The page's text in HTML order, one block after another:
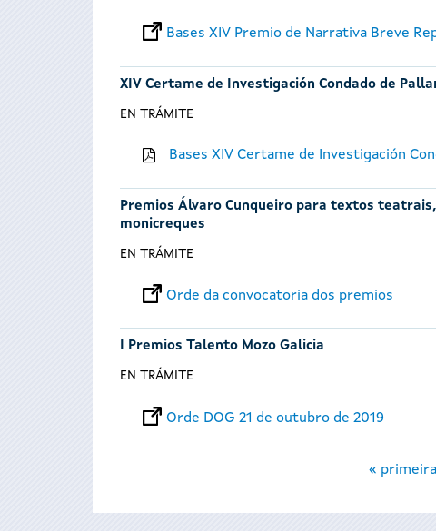
Bases XIV Premio de Narrativa Breve
XIV Certame de Investigación Condado de
EN TRÁMITE
Bases XIV Certame de Investigación
Premios Álvaro Cunqueiro para textos
monicreques
EN TRÁMITE
Orde da convocatoria dos premios
I Premios Talento Mozo Galicia
EN TRÁMITE
Orde DOG 21 de outubro de 2019
« primeira